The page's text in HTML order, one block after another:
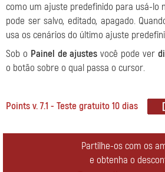
como um ajuste predefinido para usá-lo
pode ser salvo, editado, apagado.
usa os cenários do último ajuste
Sob o Painel de ajustes você pode ver
o botão sobre o qual passa o cursor.
Points v. 7.1 - Teste gratuito 10 dias
Partilhe-os com os
e obtenha o